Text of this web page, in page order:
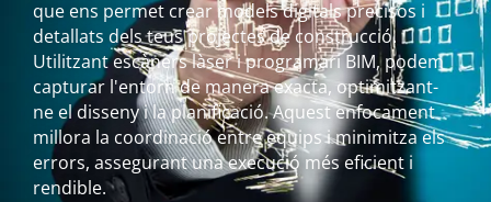
que ens permet crear models digitals precisos i
detallats dels teus projectes de construcció.
Utilitzant escàners làser i programari BIM, podem
capturar l'entorn de manera exacta, optimitzant-
ne el disseny i la planificació. Aquest enfocament
millora la coordinació entre equips i minimitza els
errors, assegurant una execució més eficient i
rendible.